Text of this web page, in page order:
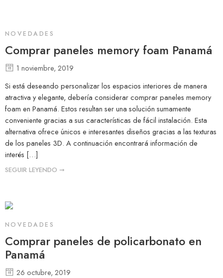
NOVEDADES
Comprar paneles memory foam Panamá
1 noviembre, 2019
Si está deseando personalizar los espacios interiores de manera
atractiva y elegante, debería considerar comprar paneles memory
foam en Panamá. Estos resultan ser una solución sumamente
conveniente gracias a sus características de fácil instalación. Esta
alternativa ofrece únicos e interesantes diseños gracias a las texturas
de los paneles 3D. A continuación encontrará información de
interés […]
SEGUIR LEYENDO ➞
NOVEDADES
Comprar paneles de policarbonato en
Panamá
26 octubre, 2019